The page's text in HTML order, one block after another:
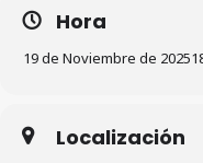
Hora
19 de Noviembre de 2025
Localización